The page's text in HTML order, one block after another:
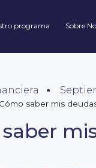
programa Sobre
saber mis